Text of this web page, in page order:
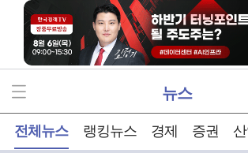
뉴스
전체뉴스 랭킹뉴스 경제 증권